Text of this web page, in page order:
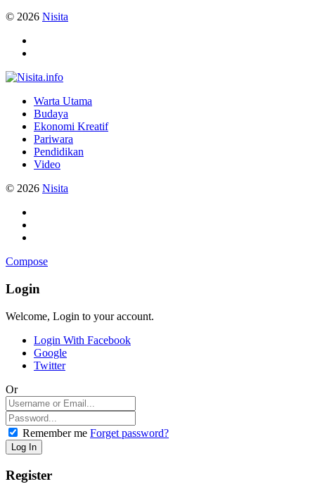
© 2026 Nisita
Warta Utama
Budaya
Ekonomi Kreatif
Pariwara
Pendidikan
Video
© 2026 Nisita
Compose
Login
Welcome, Login to your account.
Login With Facebook
Google
Twitter
Or
Remember me Forget password?
Register